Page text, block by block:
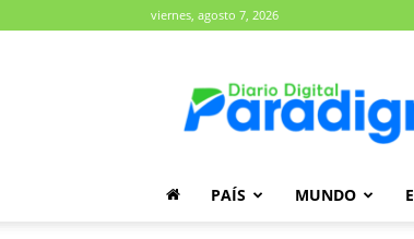
viernes, agosto 7, 2026
Paradigma
PAÍS MUNDO